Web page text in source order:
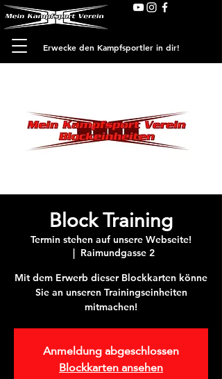
Erwecke den Kampfsportler in dir!
Block Training
Termin stehen auf unsere Webseite!
  |
Raimundgasse 2
Mit dem Erwerb dieser Blockkarten könne
Sie an unseren Trainingseinheiten
mitmachen!
Anmeldung abgeschlossen
Blockkarten ansehen